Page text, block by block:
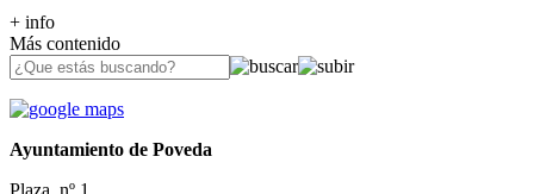
+ info
Más contenido
Ayuntamiento de Poveda